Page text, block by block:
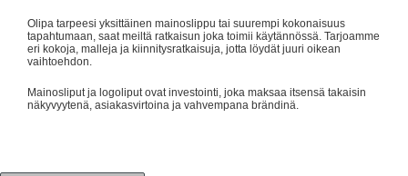
Olipa tarpeesi yksittäinen mainoslippu tai suurempi kokonaisuus
tapahtumaan, saat meiltä ratkaisun joka toimii käytännössä. Tarjoamme
eri kokoja, malleja ja kiinnitysratkaisuja, jotta löydät juuri oikean
vaihtoehdon.
Mainosliput ja logoliput ovat investointi, joka maksaa itsensä takaisin
näkyvyytenä, asiakasvirtoina ja vahvempana brändinä.